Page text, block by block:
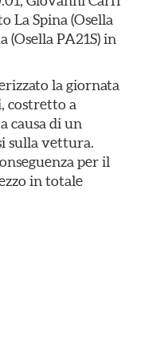
La Spina (Osella
(Osella PA21S) in
la giornata
costretto a
causa di un
sulla vettura.
per il
in totale